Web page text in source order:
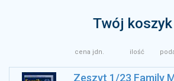
Twój koszyk
cena jdn. ilość
Zeszyt 1/23 Family